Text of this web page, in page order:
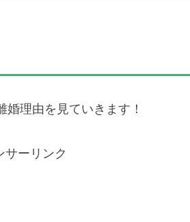
理由を見ていきます！
サーリンク